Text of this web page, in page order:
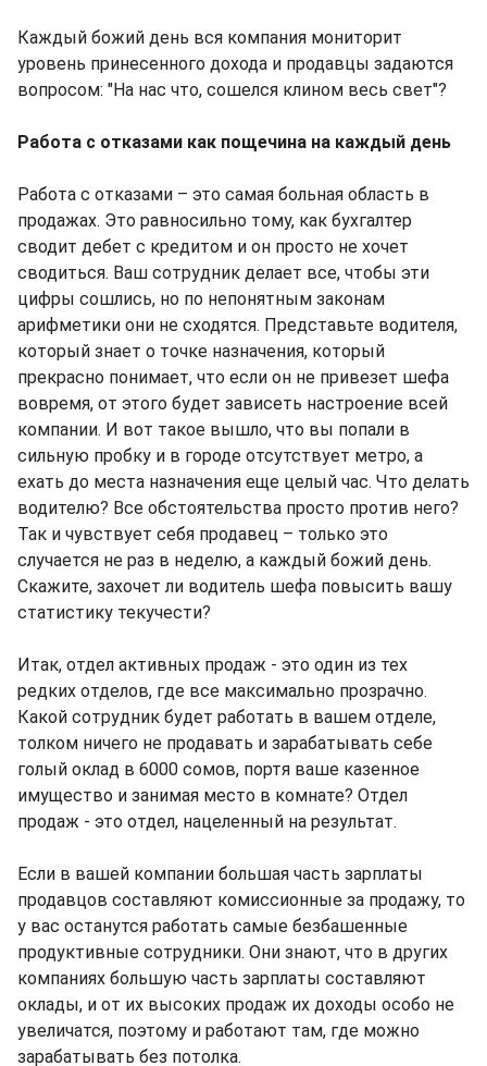
Каждый божий день вся компания мониторит
уровень принесенного дохода и продавцы задаются
вопросом: "На нас что, сошелся клином весь свет"?
Работа с отказами как пощечина на каждый день
Работа с отказами – это самая больная область в
продажах. Это равносильно тому, как бухгалтер
сводит дебет с кредитом и он просто не хочет
сводиться. Ваш сотрудник делает все, чтобы эти
цифры сошлись, но по непонятным законам
арифметики они не сходятся. Представьте водителя,
который знает о точке назначения, который
прекрасно понимает, что если он не привезет шефа
вовремя, от этого будет зависеть настроение всей
компании. И вот такое вышло, что вы попали в
сильную пробку и в городе отсутствует метро, а
ехать до места назначения еще целый час. Что делать
водителю? Все обстоятельства просто против него?
Так и чувствует себя продавец – только это
случается не раз в неделю, а каждый божий день.
Скажите, захочет ли водитель шефа повысить вашу
статистику текучести?
Итак, отдел активных продаж - это один из тех
редких отделов, где все максимально прозрачно.
Какой сотрудник будет работать в вашем отделе,
толком ничего не продавать и зарабатывать себе
голый оклад в 6000 сомов, портя ваше казенное
имущество и занимая место в комнате? Отдел
продаж - это отдел, нацеленный на результат.
Если в вашей компании большая часть зарплаты
продавцов составляют комиссионные за продажу, то
у вас останутся работать самые безбашенные
продуктивные сотрудники. Они знают, что в других
компаниях большую часть зарплаты составляют
оклады, и от их высоких продаж их доходы особо не
увеличатся, поэтому и работают там, где можно
зарабатывать без потолка.